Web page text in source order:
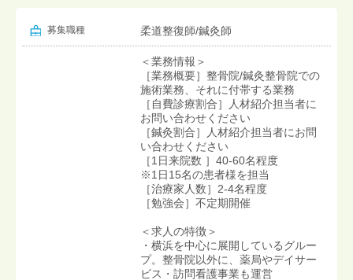
募集職種 柔道整復師/鍼灸師
＜業務情報＞
［業務概要］整骨院/鍼灸整骨院での
施術業務、それに付帯する業務
［自費診療割合］人材紹介担当者に
お問い合わせください
［鍼灸割合］人材紹介担当者にお問
い合わせください
［1日来院数 ］40-60名程度
※1日15名の患者様を担当
［治療家人数］2-4名程度
［勉強会］不定期開催
＜求人の特徴＞
・横浜を中心に展開しているグルー
プ。整骨院以外に、薬局やデイサー
ビス・訪問看護事業も運営